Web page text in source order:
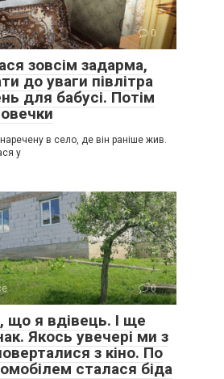
0
зовсім задарма,
до уваги півлітра
для бабусі. Потім
в село, де він раніше жив.
у
0
що я вдівець. І ще
Якось увечері ми з
з кіно. По
сталася біда